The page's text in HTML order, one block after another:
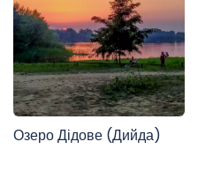
Озеро Дідове (Дийда)